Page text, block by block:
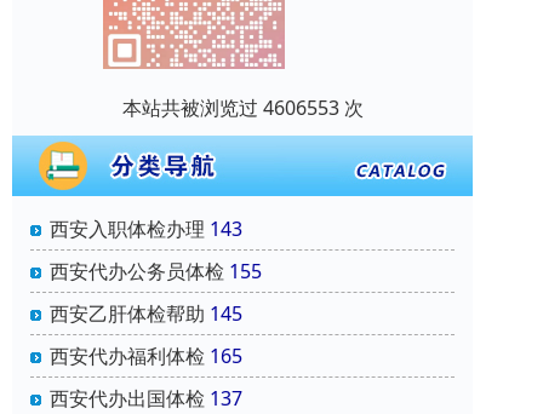
本站共被浏览过 4606553 次
西安入职体检办理 143
西安代办公务员体检 155
西安乙肝体检帮助 145
西安代办福利体检 165
西安代办出国体检 137